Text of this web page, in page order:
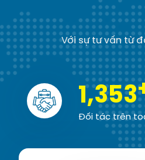
Với sự tư vấn từ
1,354
Đối tác trên